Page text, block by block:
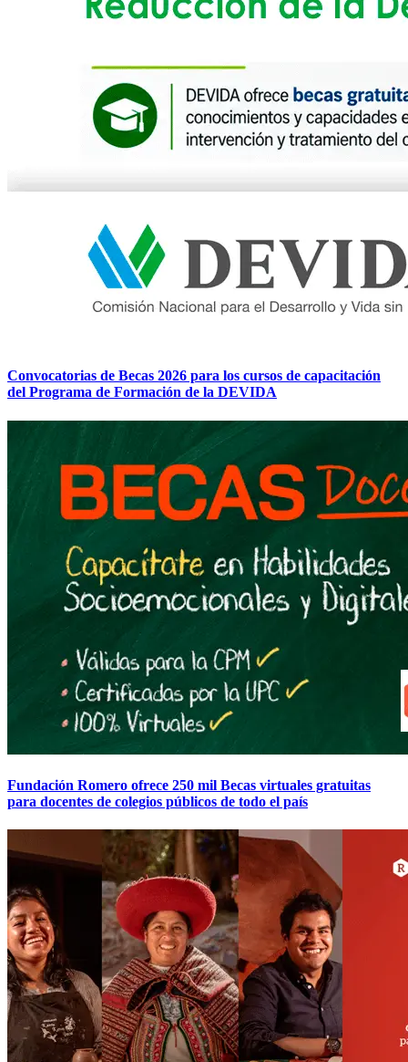
Convocatorias de Becas 2026 para los cursos de capacitación
del Programa de Formación de la DEVIDA
Fundación Romero ofrece 250 mil Becas virtuales gratuitas
para docentes de colegios públicos de todo el país